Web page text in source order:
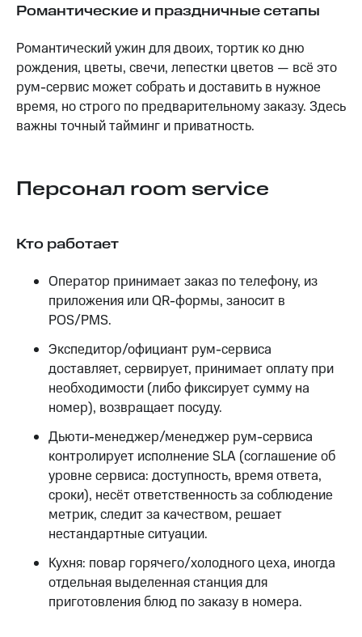
Романтические и праздничные сетапы
Романтический ужин для двоих, тортик ко дню
рождения, цветы, свечи, лепестки цветов — всё это
рум-сервис может собрать и доставить в нужное
время, но строго по предварительному заказу. Здесь
важны точный тайминг и приватность.
Персонал room service
Кто работает
Оператор принимает заказ по телефону, из
приложения или QR-формы, заносит в
POS/PMS.
Экспедитор/официант рум-сервиса
доставляет, сервирует, принимает оплату при
необходимости (либо фиксирует сумму на
номер), возвращает посуду.
Дьюти-менеджер/менеджер рум-сервиса
контролирует исполнение SLA (соглашение об
уровне сервиса: доступность, время ответа,
сроки), несёт ответственность за соблюдение
метрик, следит за качеством, решает
нестандартные ситуации.
Кухня: повар горячего/холодного цеха, иногда
отдельная выделенная станция для
приготовления блюд по заказу в номера.